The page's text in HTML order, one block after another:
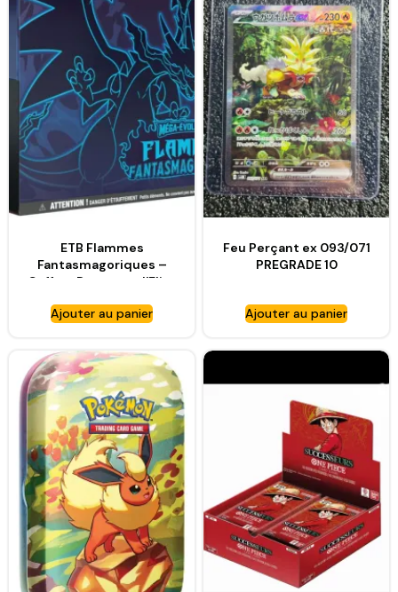
ETB Flammes
Fantasmagoriques –
Coffret Dresseur d’Elite
Ajouter au panier
Feu Perçant ex 093/071
PREGRADE 10
Ajouter au panier